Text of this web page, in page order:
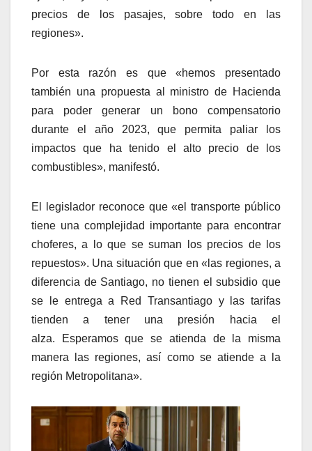
precios de los pasajes, sobre todo en las
regiones».
Por esta razón es que «hemos presentado
también una propuesta al ministro de Hacienda
para poder generar un bono compensatorio
durante el año 2023, que permita paliar los
impactos que ha tenido el alto precio de los
combustibles», manifestó.
El legislador reconoce que «el transporte público
tiene una complejidad importante para encontrar
choferes, a lo que se suman los precios de los
repuestos». Una situación que en «las regiones, a
diferencia de Santiago, no tienen el subsidio que
se le entrega a Red Transantiago y las tarifas
tienden a tener una presión hacia el
alza. Esperamos que se atienda de la misma
manera las regiones, así como se atiende a la
región Metropolitana».